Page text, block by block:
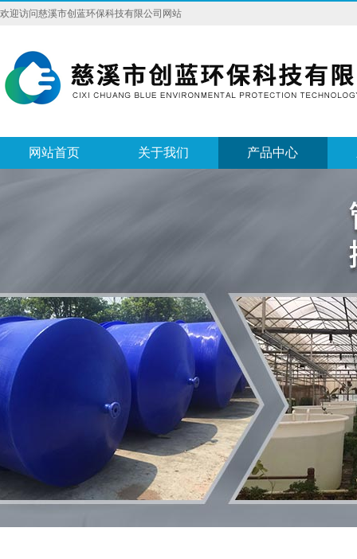
欢迎访问慈溪市创蓝环保科技有限公司网站
网站首页 关于我们 产品中心